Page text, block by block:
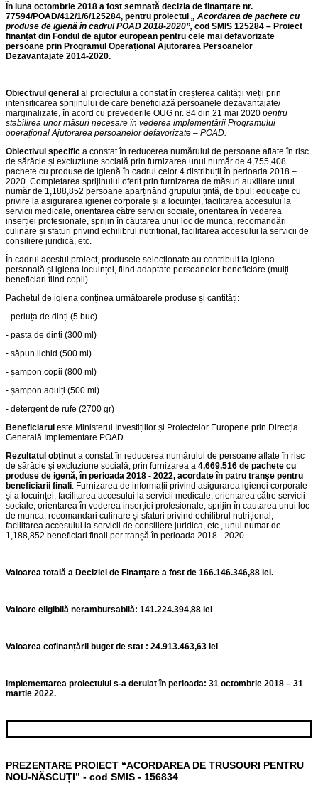
În luna octombrie 2018 a fost semnată decizia de finanțare nr.
77594/POAD/412/1/6/125284, pentru proiectul „ Acordarea de pachete cu
produse de igienă în cadrul POAD 2018-2020”, cod SMIS 125284 – Proiect
finanțat din Fondul de ajutor european pentru cele mai defavorizate
persoane prin Programul Operațional Ajutorarea Persoanelor
Dezavantajate 2014-2020.
Obiectivul general al proiectului a constat în creșterea calității vieții prin
intensificarea sprijinului de care beneficiază persoanele dezavantajate/
marginalizate, în acord cu prevederile OUG nr. 84 din 21 mai 2020 pentru
stabilirea unor măsuri necesare în vederea implementării Programului
operațional Ajutorarea persoanelor defavorizate – POAD.
Obiectivul specific a constat în reducerea numărului de persoane aflate în risc
de sărăcie și excluziune socială prin furnizarea unui număr de 4,755,408
pachete cu produse de igienă în cadrul celor 4 distribuții în perioada 2018 –
2020. Completarea sprijinului oferit prin furnizarea de măsuri auxiliare unui
număr de 1,188,852 persoane aparținând grupului țintă, de tipul: educație cu
privire la asigurarea igienei corporale și a locuinței, facilitarea accesului la
servicii medicale, orientarea către servicii sociale, orientarea în vederea
inserției profesionale, sprijin în căutarea unui loc de munca, recomandări
culinare și sfaturi privind echilibrul nutrițional, facilitarea accesului la servicii de
consiliere juridică, etc.
În cadrul acestui proiect, produsele selecționate au contribuit la igiena
personală și igiena locuinței, fiind adaptate persoanelor beneficiare (mulți
beneficiari fiind copii).
Pachetul de igiena conținea următoarele produse și cantități:
- periuța de dinți (5 buc)
- pasta de dinți (300 ml)
- săpun lichid (500 ml)
- șampon copii (800 ml)
- șampon adulți (500 ml)
- detergent de rufe (2700 gr)
Beneficiarul este Ministerul Investițiilor și Proiectelor Europene prin Direcția
Generală Implementare POAD.
Rezultatul obținut a constat în reducerea numărului de persoane aflate în risc
de sărăcie și excluziune socială, prin furnizarea a 4,669,516 de pachete cu
produse de igenă, în perioada 2018 - 2022, acordate în patru tranșe pentru
beneficiarii finali. Furnizarea de informații privind asigurarea igienei corporale
și a locuinței, facilitarea accesului la servicii medicale, orientarea către servicii
sociale, orientarea în vederea inserției profesionale, sprijin în cautarea unui loc
de munca, recomandari culinare și sfaturi privind echilibrul nutrițional,
facilitarea accesului la servicii de consiliere juridica, etc., unui numar de
1,188,852 beneficiari finali per tranșă în perioada 2018 - 2020.
Valoarea totală a Deciziei de Finanțare a fost de 166.146.346,88 lei.
Valoare eligibilă nerambursabilă: 141.224.394,88 lei
Valoarea cofinanțării buget de stat : 24.913.463,63 lei
Implementarea proiectului s-a derulat în perioada: 31 octombrie 2018 – 31
martie 2022.
PREZENTARE PROIECT “ACORDAREA DE TRUSOURI PENTRU
NOU-NĂSCUȚI” - cod SMIS - 156834